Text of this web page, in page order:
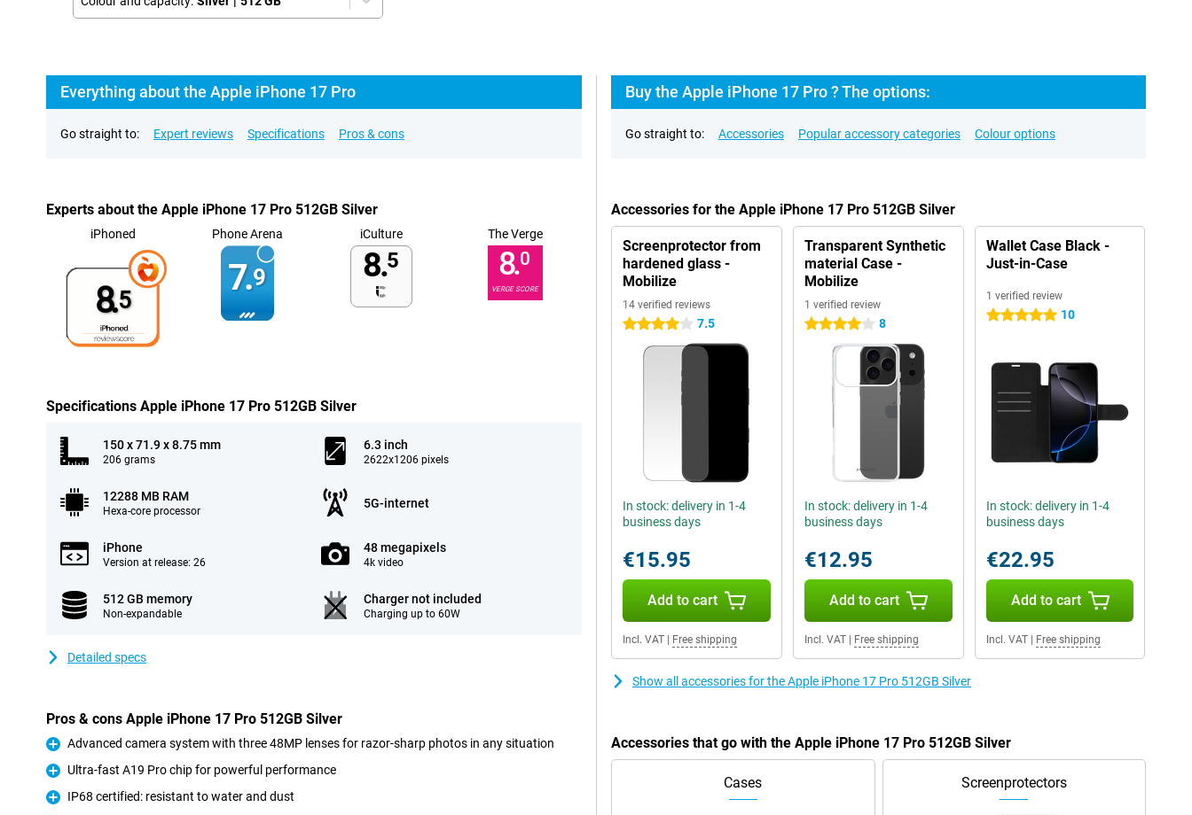
Everything about the Apple iPhone 17 Pro
Go straight to: Expert reviews Specifications Pros & cons
Experts about the Apple iPhone 17 Pro 512GB Silver
iPhoned
8.5
Phone Arena
7.9
iCulture
8.5
The Verge
8.0
VERGE SCORE
Specifications Apple iPhone 17 Pro 512GB Silver
150 x 71.9 x 8.75 mm
206 grams
6.3 inch
2622x1206 pixels
12288 MB RAM
Hexa-core processor
5G-internet
iPhone
Version at release: 26
48 megapixels
4k video
512 GB memory
Non-expandable
Charger not included
Charging up to 60W
Detailed specs
Pros & cons Apple iPhone 17 Pro 512GB Silver
Pro
Advanced camera system with three 48MP lenses for razor-sharp photos in any situation
Pro
Ultra-fast A19 Pro chip for powerful performance
Pro
IP68 certified: resistant to water and dust
Buy the Apple iPhone 17 Pro ? The options:
Go straight to: Accessories Popular accessory categories Colour options
Accessories for the Apple iPhone 17 Pro 512GB Silver
Screenprotector from
hardened glass -
Mobilize
14 verified reviews
4 stars 7.5
In stock: delivery in 1-4
business days
€15.95
Add to cart
Incl. VAT Free shipping
Transparent Synthetic
material Case -
Mobilize
1 verified review
4 stars 8
In stock: delivery in 1-4
business days
€12.95
Add to cart
Incl. VAT| Free shipping
Wallet Case Black -
Just-in-Case
1 verified review
5 stars 10
In stock: delivery in 1-4
business days
€22.95
Add to cart
Incl. VAT| Free shipping
Show all accessories for the Apple iPhone 17 Pro 512GB Silver
Accessories that go with the Apple iPhone 17 Pro 512GB Silver
Cases Screenprotectors